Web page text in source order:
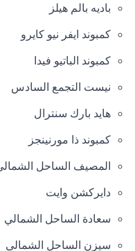
باديه بالم هيلز
كمبوند ايفر نيو كايرو
كمبوند الباتيو فيدا
نيست التجمع السادس
هايد بارك سنترال
كمبوند ذا مورنينجز
المصيف الساحل
دايركشن وايت
سعادة الساحل الشمالي
سيزن الساحل الشمالي